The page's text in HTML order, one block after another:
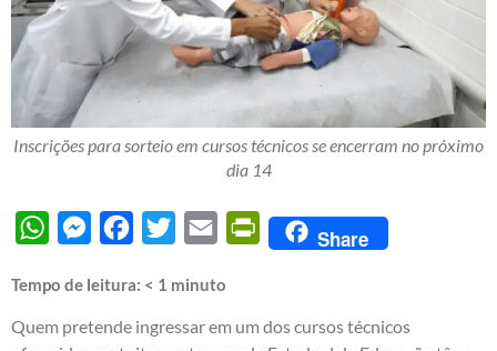
Inscrições para sorteio em cursos técnicos se encerram no próximo
dia 14
WhatsAppMessengerFacebook
Twitter Email PrintFriendly
Share
Tempo de leitura: < 1 minuto
Quem pretende ingressar em um dos cursos técnicos